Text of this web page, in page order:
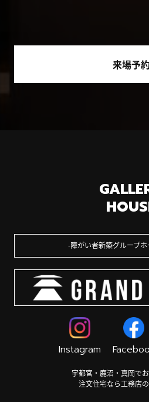
来場予
障がい者新築グループ
Instagram
宇都宮・鹿沼・真岡で
注文住宅なら工務店